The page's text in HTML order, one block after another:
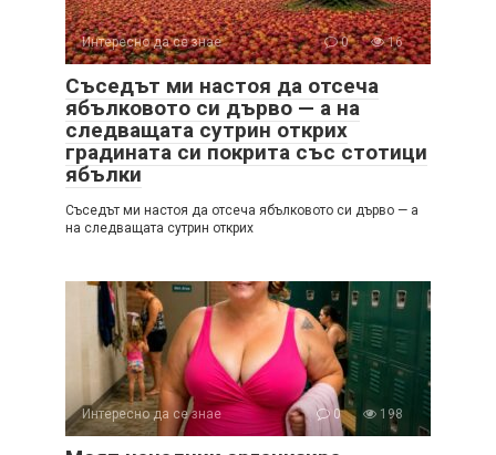
Интересно да се знае 0 16
Съседът ми настоя да отсеча
ябълковото си дърво — а на
следващата сутрин открих
градината си покрита със стотици
ябълки
Съседът ми настоя да отсеча ябълковото си дърво — а
на следващата сутрин открих
Интересно да се знае 0 198